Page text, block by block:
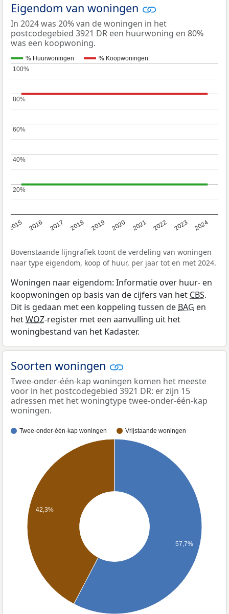
Eigendom van woningen
In 2024 was 20% van de woningen in het
postcodegebied 3921 DR een huurwoning en 80%
was een koopwoning.
% Huurwoningen % Koopwoningen
2015 2016 2017 2018 2019 2020 2021 2022 2023 2024
20%
20%
40%
40%
60%
60%
80%
80%
100%
100%
Bovenstaande lijngrafiek toont de verdeling van woningen
naar type eigendom, koop of huur, per jaar tot en met 2024.
Woningen naar eigendom: Informatie over huur- en
koopwoningen op basis van de cijfers van het CBS.
Dit is gedaan met een koppeling tussen de BAG en
hetWOZ-register met een aanvulling uit het
woningbestand van het Kadaster.
Soorten woningen
Twee-onder-één-kap woningen komen het meeste
voor in het postcodegebied 3921 DR: er zijn 15
adressen met het woningtype twee-onder-één-kap
woningen.
Twee-onder-één-kap woningen Vrijstaande woningen
42,3%
57,7%